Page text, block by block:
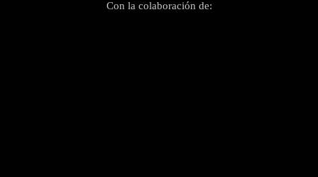
Con la colaboración de: